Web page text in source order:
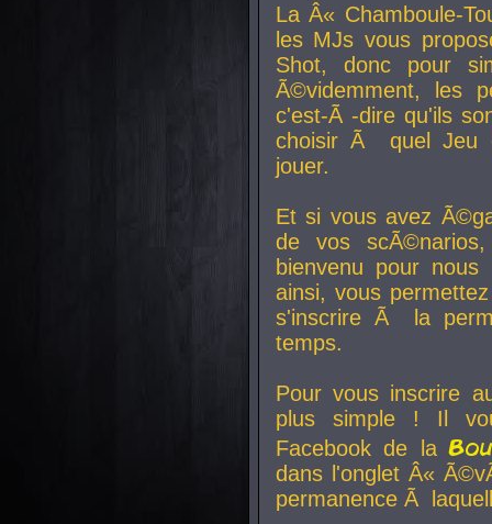
La Â« Chamboule-
les MJs vous
Shot, donc pour
Ã©videmment, les
c'est-Ã -dire qu'ils
choisir Ã quel Jeu
jouer.
Et si vous avez
de vos
bienvenu pour
ainsi, vous
s'inscrire Ã la
temps.
Pour vous inscrire
plus simple ! Il
Facebook de la
dans l'onglet Â«
permanence Ã